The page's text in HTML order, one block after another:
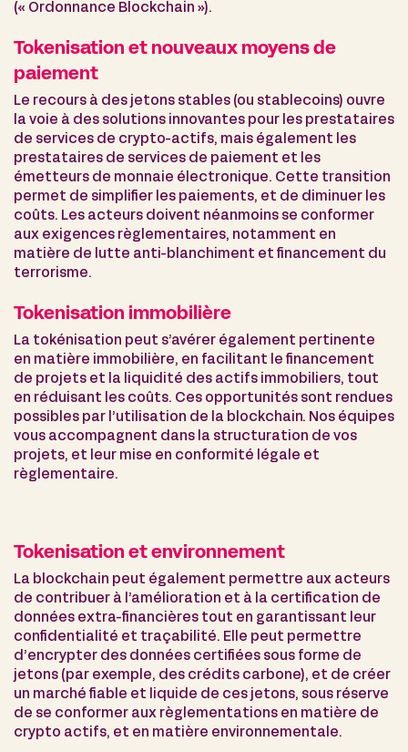
(« Ordonnance Blockchain »).
Tokenisation et nouveaux moyens de
paiement
Le recours à des jetons stables (ou stablecoins) ouvre
la voie à des solutions innovantes pour les prestataires
de services de crypto-actifs, mais également les
prestataires de services de paiement et les
émetteurs de monnaie électronique. Cette transition
permet de simplifier les paiements, et de diminuer les
coûts. Les acteurs doivent néanmoins se conformer
aux exigences règlementaires, notamment en
matière de lutte anti-blanchiment et financement du
terrorisme.
Tokenisation immobilière
La tokénisation peut s’avérer également pertinente
en matière immobilière, en facilitant le financement
de projets et la liquidité des actifs immobiliers, tout
en réduisant les coûts. Ces opportunités sont rendues
possibles par l’utilisation de la blockchain. Nos équipes
vous accompagnent dans la structuration de vos
projets, et leur mise en conformité légale et
règlementaire.
Tokenisation et environnement
La blockchain peut également permettre aux acteurs
de contribuer à l’amélioration et à la certification de
données extra-financières tout en garantissant leur
confidentialité et traçabilité. Elle peut permettre
d’encrypter des données certifiées sous forme de
jetons (par exemple, des crédits carbone), et de créer
un marché fiable et liquide de ces jetons, sous réserve
de se conformer aux règlementations en matière de
crypto actifs, et en matière environnementale.